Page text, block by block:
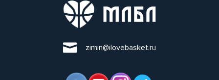
zimin@ilovebasket.ru